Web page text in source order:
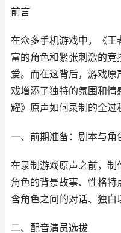
前言
在众多手机游戏中，《
富的角色和紧张刺激的
爱。而在这背后，游戏
戏增添了独特的氛围和情
耀》原声如何录制的全过
一、前期准备：剧本与角
在录制游戏原声之前，
角色的背景故事、性格
含角色之间的对话、独白
二、配音演员选拔